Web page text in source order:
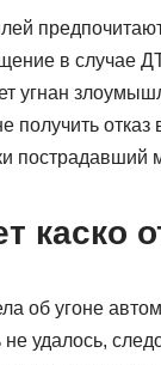
предпочитают
в случае
угнан
получить
пострадавший
каско
об угоне
удалось,